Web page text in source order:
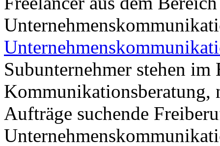
Subunternehmer stehen im
Kommunikationsberatung,
Aufträge suchende